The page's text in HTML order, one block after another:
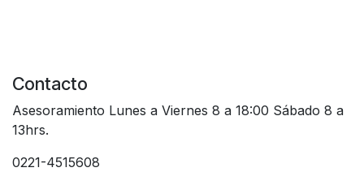
Contacto
Asesoramiento Lunes a Viernes 8 a 18:00 Sábado 8 a
13hrs.
0221-4515608